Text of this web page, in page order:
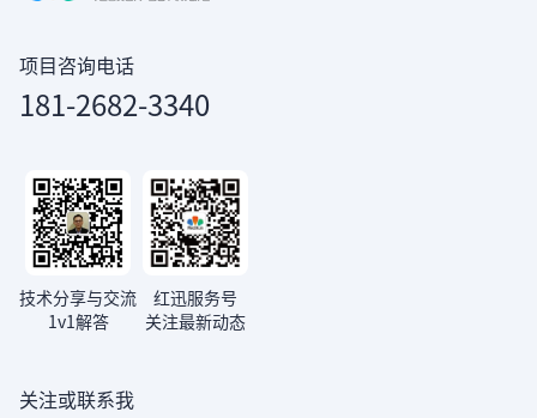
项目咨询电话
181-2682-3340
技术分享与交流
1v1解答
红迅服务号
关注最新动态
关注或联系我